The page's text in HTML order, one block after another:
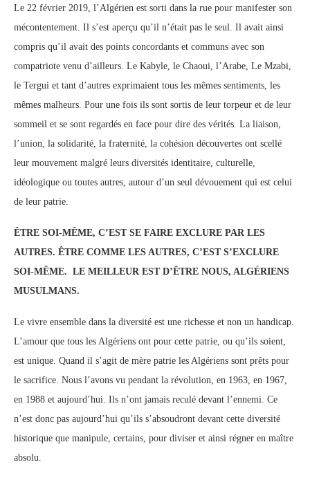
Le 22 février 2019, l’Algérien est sorti dans la rue pour manifester son
mécontentement. Il s’est aperçu qu’il n’était pas le seul. Il avait ainsi
compris qu’il avait des points concordants et communs avec son
compatriote venu d’ailleurs. Le Kabyle, le Chaoui, l’Arabe, Le Mzabi,
le Tergui et tant d’autres exprimaient tous les mêmes sentiments, les
mêmes malheurs. Pour une fois ils sont sortis de leur torpeur et de leur
sommeil et se sont regardés en face pour dire des vérités. La liaison,
l’union, la solidarité, la fraternité, la cohésion découvertes ont scellé
leur mouvement malgré leurs diversités identitaire, culturelle,
idéologique ou toutes autres, autour d’un seul dévouement qui est celui
de leur patrie.
ÊTRE SOI-MÊME, C’EST SE FAIRE EXCLURE PAR LES
AUTRES. ÊTRE COMME LES AUTRES, C’EST S’EXCLURE
SOI-MÊME. LE MEILLEUR EST D’ÊTRE NOUS, ALGÉRIENS
MUSULMANS.
Le vivre ensemble dans la diversité est une richesse et non un handicap.
L’amour que tous les Algériens ont pour cette patrie, ou qu’ils soient,
est unique. Quand il s’agit de mère patrie les Algériens sont prêts pour
le sacrifice. Nous l’avons vu pendant la révolution, en 1963, en 1967,
en 1988 et aujourd’hui. Ils n’ont jamais reculé devant l’ennemi. Ce
n’est donc pas aujourd’hui qu’ils s’absoudront devant cette diversité
historique que manipule, certains, pour diviser et ainsi régner en maître
absolu.